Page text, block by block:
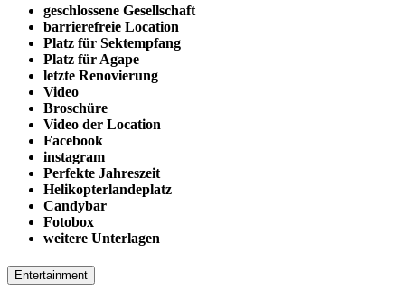
geschlossene Gesellschaft
barrierefreie Location
Platz für Sektempfang
Platz für Agape
letzte Renovierung
Video
Broschüre
Video der Location
Facebook
instagram
Perfekte Jahreszeit
Helikopterlandeplatz
Candybar
Fotobox
weitere Unterlagen
Entertainment